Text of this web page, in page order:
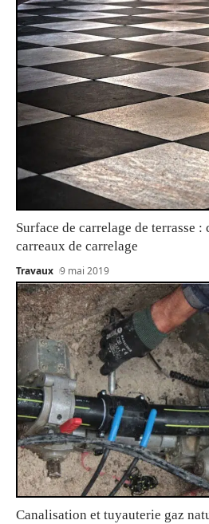
Surface de carrelage de terrasse
carreaux de carrelage
Travaux 9 mai 2019
Canalisation et tuyauterie gaz